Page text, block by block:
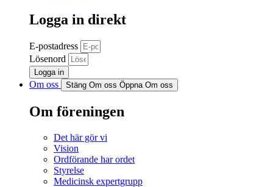
Logga in direkt
E-postadress
Lösenord
Logga in
Om oss Stäng Om oss Öppna Om oss
Om föreningen
Det här gör vi
Vision
Ordförande har ordet
Styrelse
Medicinsk expertgrupp